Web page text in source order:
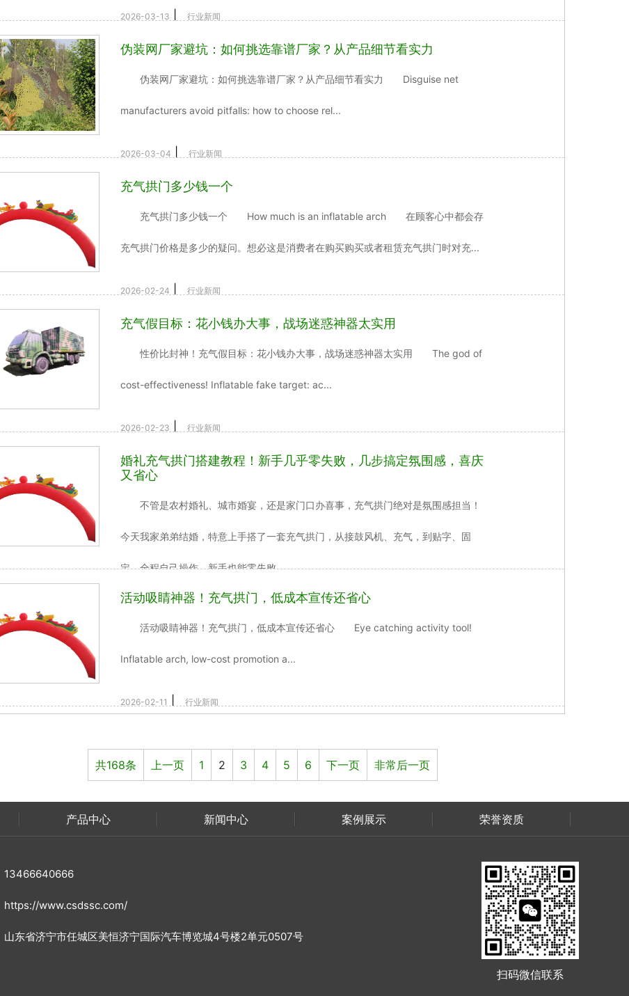
2026-03-13 行业新闻
伪装网厂家避坑：如何挑选靠谱厂家？从产品细节看实力
伪装网厂家避坑：如何挑选靠谱厂家？从产品细节看实力 Disguise net
manufacturers avoid pitfalls: how to choose rel...
2026-03-04 行业新闻
充气拱门多少钱一个
充气拱门多少钱一个 How much is an inflatable arch 在顾客心中都会存
充气拱门价格是多少的疑问。想必这是消费者在购买购买或者租赁充气拱门时对充...
2026-02-24 行业新闻
充气假目标：花小钱办大事，战场迷惑神器太实用
性价比封神！充气假目标：花小钱办大事，战场迷惑神器太实用 The god of
cost-effectiveness! Inflatable fake target: ac...
2026-02-23 行业新闻
婚礼充气拱门搭建教程！新手几乎零失败，几步搞定氛围感，喜庆
又省心
不管是农村婚礼、城市婚宴，还是家门口办喜事，充气拱门绝对是氛围感担当！
今天我家弟弟结婚，特意上手搭了一套充气拱门，从接鼓风机、充气，到贴字、固
定，全程自己操作，新手也能零失败...
活动吸睛神器！充气拱门，低成本宣传还省心
活动吸睛神器！充气拱门，低成本宣传还省心 Eye catching activity tool!
Inflatable arch, low-cost promotion a...
2026-02-11 行业新闻
共168条 上一页 1 2 3 4 5 6 下一页 非常后一页
产品中心 新闻中心 案例展示 荣誉资质
13466640666
https://www.csdssc.com/
山东省济宁市任城区美恒济宁国际汽车博览城4号楼2单元0507号
扫码微信联系